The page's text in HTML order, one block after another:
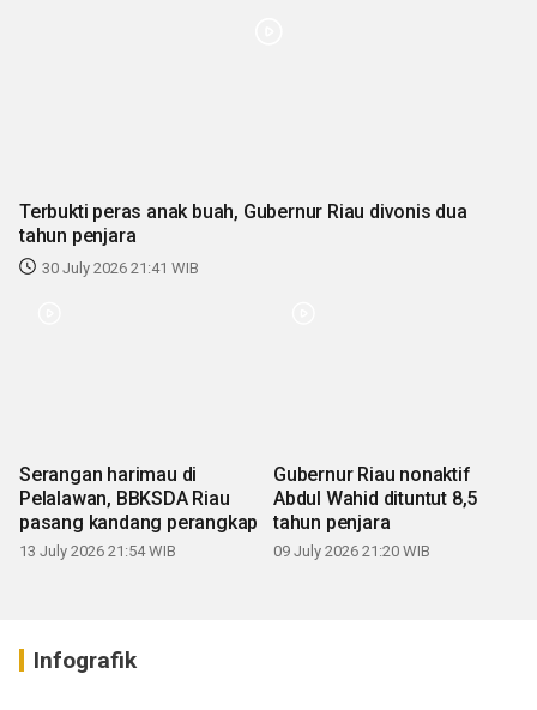
Terbukti peras anak buah, Gubernur Riau divonis dua
tahun penjara
30 July 2026 21:41 WIB
Serangan harimau di
Pelalawan, BBKSDA Riau
pasang kandang perangkap
13 July 2026 21:54 WIB
Gubernur Riau nonaktif
Abdul Wahid dituntut 8,5
tahun penjara
09 July 2026 21:20 WIB
Infografik